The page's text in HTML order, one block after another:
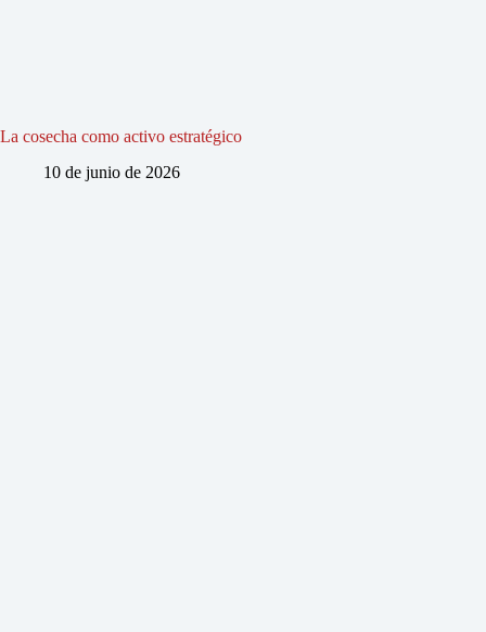
La cosecha como activo estratégico
10 de junio de 2026